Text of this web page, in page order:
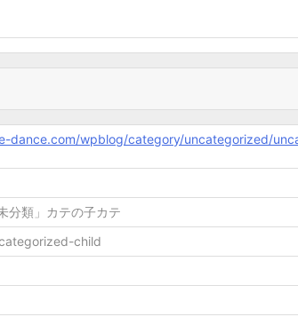
dance.com/wpblog/category/uncategorized/
未分類」カテの子カテ
child